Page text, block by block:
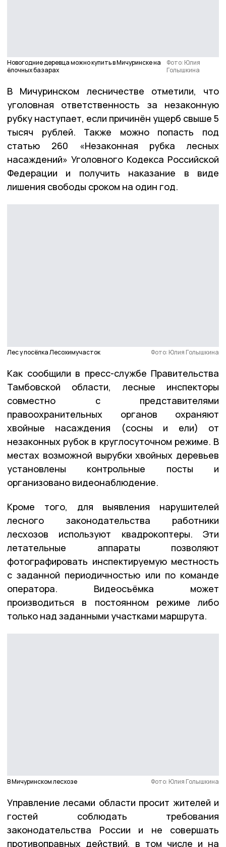
Новогодние деревца можно купить в Мичуринске на
ёлочных базарах
Фото: Юлия
Голышкина
В Мичуринском лесничестве отметили, что
уголовная ответственность за незаконную
рубку наступает, если причинён ущерб свыше 5
тысяч рублей. Также можно попасть под
статью 260 «Незаконная рубка лесных
насаждений» Уголовного Кодекса Российской
Федерации и получить наказание в виде
лишения свободы сроком на один год.
Лес у посёлка Лесохимучасток Фото: Юлия Голышкина
Как сообщили в пресс-службе Правительства
Тамбовской области, лесные инспекторы
совместно с представителями
правоохранительных органов охраняют
хвойные насаждения (сосны и ели) от
незаконных рубок в круглосуточном режиме. В
местах возможной вырубки хвойных деревьев
установлены контрольные посты и
организовано видеонаблюдение.
Кроме того, для выявления нарушителей
лесного законодательства работники
лесхозов используют квадрокоптеры. Эти
летательные аппараты позволяют
фотографировать инспектируемую местность
с заданной периодичностью или по команде
оператора. Видеосъёмка может
производиться в постоянном режиме либо
только над заданными участками маршрута.
В Мичуринском лесхозе Фото: Юлия Голышкина
Управление лесами области просит жителей и
гостей соблюдать требования
законодательства России и не совершать
противоправных действий, в том числе и на